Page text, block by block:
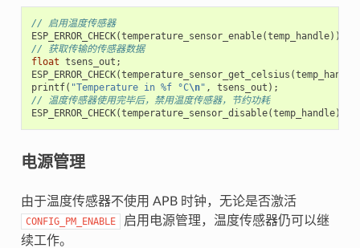
// 启用温度传感器
ESP_ERROR_CHECK(temperature_sensor_enable(temp_handle));
// 获取传输的传感器数据
float tsens_out ;
ESP_ERROR_CHECK(temperature_sensor_get_celsius (temp_handle
printf( "Temperature in %f °C\n" , tsens_out );
// 温度传感器使用完毕后，禁用温度传感器，节约功耗
ESP_ERROR_CHECK(temperature_sensor_disable(temp_handle));
电源管理
由于温度传感器不使用 APB 时钟，无论是否激活
CONFIG_PM_ENABLE
启用电源管理，温度传感器仍可以继
续工作。